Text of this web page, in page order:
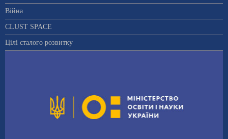
Війна
CLUST SPACE
Цілі сталого розвитку